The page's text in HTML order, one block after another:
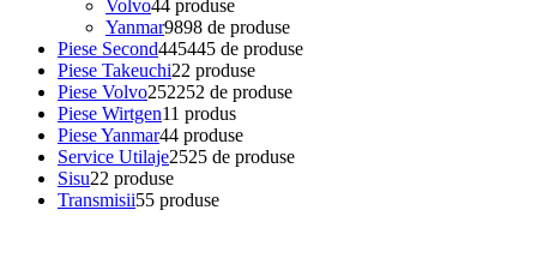
Volvo44 produse
Yanmar9898 de produse
Piese Second445445 de produse
Piese Takeuchi22 produse
Piese Volvo252252 de produse
Piese Wirtgen11 produs
Piese Yanmar44 produse
Service Utilaje2525 de produse
Sisu22 produse
Transmisii55 produse